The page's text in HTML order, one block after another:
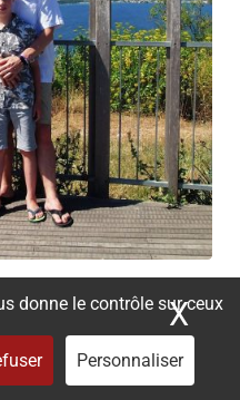
donne le contrôle sur ceux
Personnaliser
X